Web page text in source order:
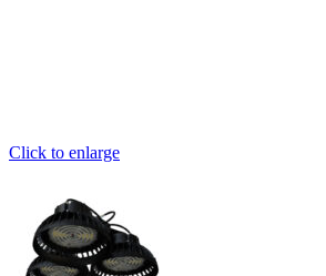
Click to enlarge